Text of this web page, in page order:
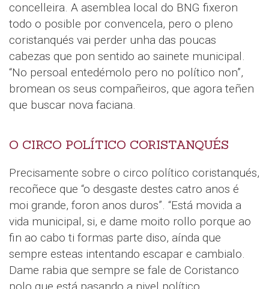
concelleira. A asemblea local do BNG fixeron
todo o posible por convencela, pero o pleno
coristanqués vai perder unha das poucas
cabezas que pon sentido ao sainete municipal.
“No persoal entedémolo pero no político non”,
bromean os seus compañeiros, que agora teñen
que buscar nova faciana.
O CIRCO POLÍTICO CORISTANQUÉS
Precisamente sobre o circo político coristanqués,
recoñece que “o desgaste destes catro anos é
moi grande, foron anos duros”. “Está movida a
vida municipal, si, e dame moito rollo porque ao
fin ao cabo ti formas parte diso, aínda que
sempre esteas intentando escapar e cambialo.
Dame rabia que sempre se fale de Coristanco